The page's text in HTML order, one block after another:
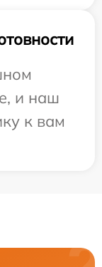
и наш
к вам